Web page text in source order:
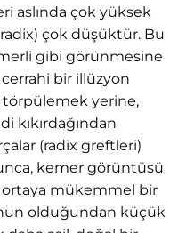
aslında çok yüksek
çok düşüktür. Bu
gibi görünmesine
bir illüzyon
törpülemek yerine,
kıkırdağından
(radix greftleri)
kemer görüntüsü
mükemmel bir
olduğundan küçük